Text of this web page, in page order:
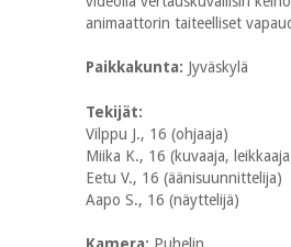
animaattorin taiteelliset
Paikkakunta: Jyväskylä
Tekijät:
Vilppu J., 16 (ohjaaja)
Miika K., 16 (kuvaaja,
Eetu V., 16 (äänisuunnittelija)
Aapo S., 16 (näyttelijä)